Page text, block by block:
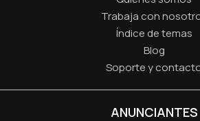
Trabaja con
Índice de temas
Blog
Soporte y
ANUNCIANTES